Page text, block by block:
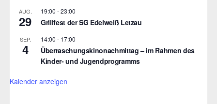
AUG.
29
19:00 -23:00
Grillfest der SG Edelweiß Letzau
SEP.
4
14:00 - 17:00
Überraschungskinonachmittag – im Rahmen des
Kinder- und Jugendprogramms
Kalender anzeigen